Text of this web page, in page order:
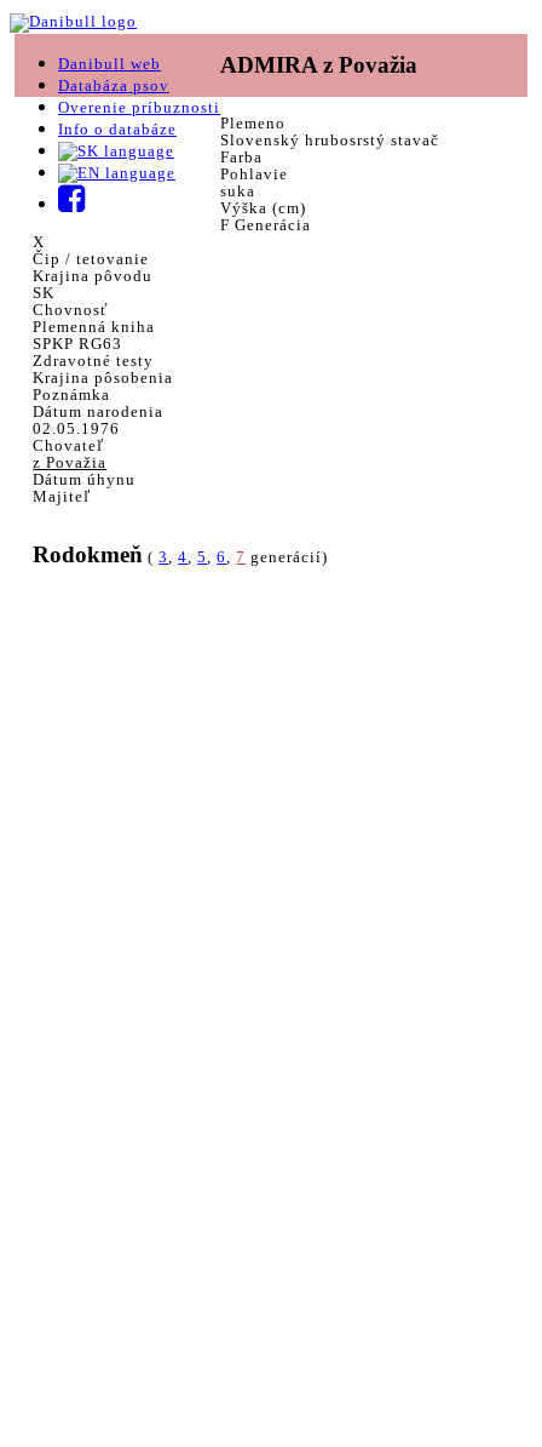
Danibull web
Databáza psov
Overenie príbuznosti
Info o databáze
ADMIRA z Považia
Plemeno
Slovenský hrubosrstý stavač
Farba
Pohlavie
suka
Výška (cm)
F Generácia
X
Čip / tetovanie
Krajina pôvodu
SK
Chovnosť
Plemenná kniha
SPKP RG63
Zdravotné testy
Krajina pôsobenia
Poznámka
Dátum narodenia
02.05.1976
Chovateľ
z Považia
Dátum úhynu
Majiteľ
Rodokmeň (3,4,5,6,7 generácií)